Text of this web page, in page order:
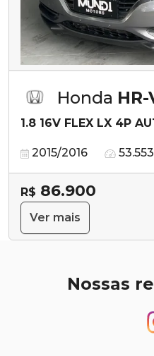
Honda HR-
1.8 16V FLEX LX 4P
2015/2016
R$ 86.900
Ver mais
Nossas